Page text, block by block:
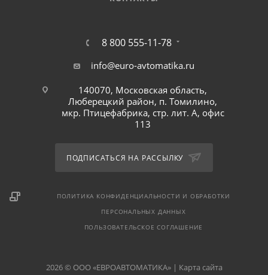
КОНТАКТЫ
8 800 555-11-78
info@euro-avtomatika.ru
мкр. Птицефабрика, стр. лит. А, офис
ПОДПИСАТЬСЯ НА РАССЫЛКУ
ПОЛЬЗОВАТЕЛЬСКОЕ СОГЛАШЕНИЕ